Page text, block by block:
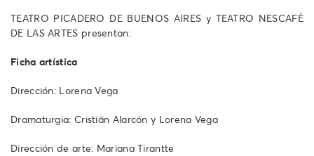
TEATRO PICADERO DE BUENOS AIRES y TEATRO NESCAFÉ
DE LAS ARTES presentan:
Ficha artística
Dirección: Lorena Vega
Dramaturgia: Cristián Alarcón y Lorena Vega
Dirección de arte: Mariana Tirantte